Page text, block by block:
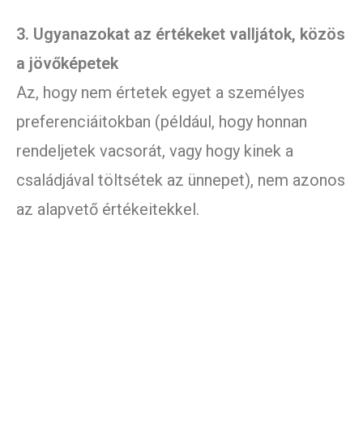
3. Ugyanazokat az értékeket valljátok, közös
a jövőképetek
Az, hogy nem értetek egyet a személyes
preferenciáitokban (például, hogy honnan
rendeljetek vacsorát, vagy hogy kinek a
családjával töltsétek az ünnepet), nem azonos
az alapvető értékeitekkel.